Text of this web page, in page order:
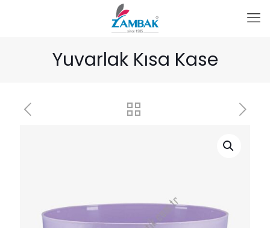
Yuvarlak Kısa Kase